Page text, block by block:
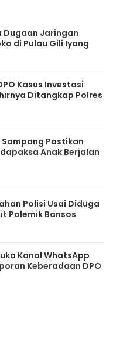
Dugaan Jaringan
di Pulau Gili Iyang
Kasus Investasi
Ditangkap Polres
Pastikan
Anak Berjalan
Polisi Usai Diduga
Polemik Bansos
Kanal WhatsApp
Keberadaan DPO